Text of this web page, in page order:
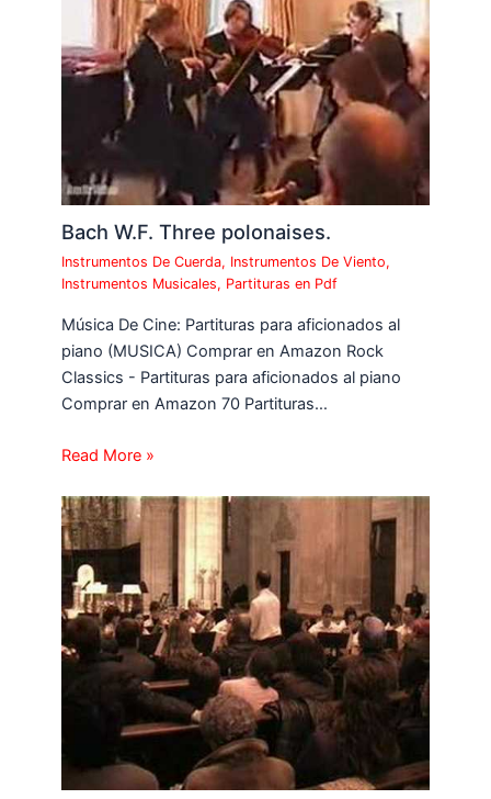
Bach W.F. Three polonaises.
Instrumentos De Cuerda, Instrumentos De Viento,
Instrumentos Musicales, Partituras en Pdf
Música De Cine: Partituras para aficionados al
piano (MUSICA) Comprar en Amazon Rock
Classics - Partituras para aficionados al piano
Comprar en Amazon 70 Partituras…
Read More »